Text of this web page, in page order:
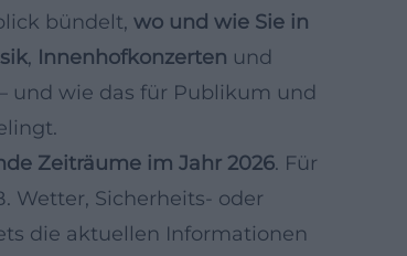
bündelt, wo und wie Sie in
, Innenhofkonzerten und
und wie das für Publikum und
Zeiträume im Jahr 2026. Für
Wetter, Sicherheits- oder
die aktuellen Informationen